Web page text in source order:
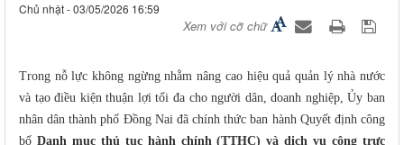
Chủ nhật - 03/05/2026 16:59
Xem với cỡ chữ
Trong nỗ lực không ngừng nhằm nâng cao hiệu quả quản lý nhà nước
và tạo điều kiện thuận lợi tối đa cho người dân, doanh nghiệp, Ủy ban
nhân dân thành phố Đồng Nai đã chính thức ban hành Quyết định công
bố Danh mục thủ tục hành chính (TTHC) và dịch vụ công trực